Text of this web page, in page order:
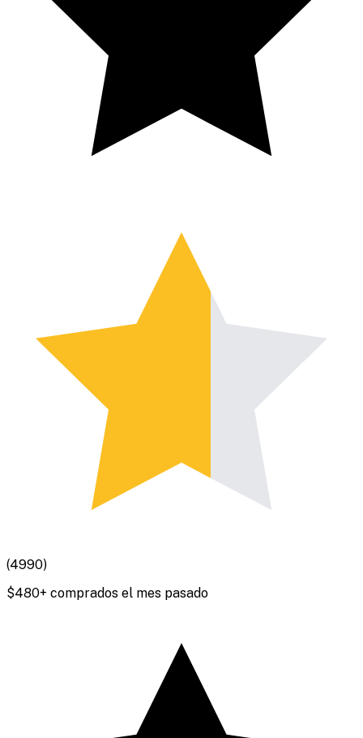
(4990)
$480+ comprados el mes pasado